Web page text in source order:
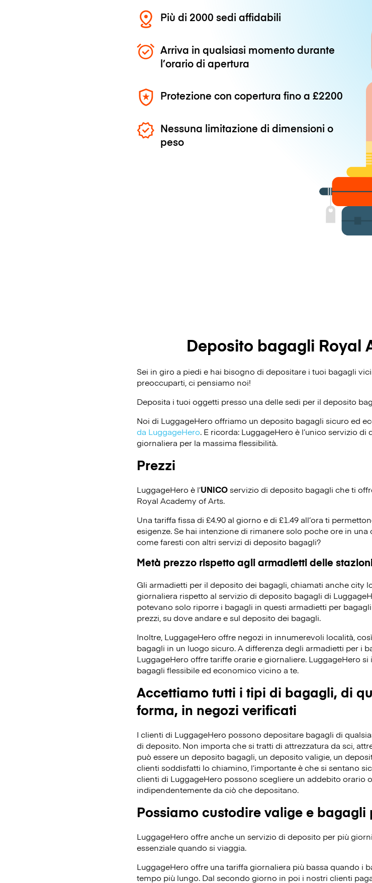
Più di 2000 sedi affidabili
Arriva in qualsiasi momento durante
l’orario di apertura
Protezione con copertura fino a£2200
Nessuna limitazione di dimensioni o
peso
Deposito bagagli Royal
Sei in giro a piedi e hai bisogno di depositare i tuoi bagagli
preoccuparti, ci pensiamo noi!
Deposita i tuoi oggetti presso una delle sedi per il deposito
Noi di LuggageHero offriamo un deposito bagagli sicuro ed
da LuggageHero. E ricorda: LuggageHero è l’unico servizio
giornaliera per la massima flessibilità.
Prezzi
LuggageHero è l’UNICOservizio di deposito bagagli che ti
Royal Academy of Arts.
Una tariffa fissa di £4.90 al giorno e di £1.49 all’ora ti
esigenze. Se hai intenzione di rimanere solo poche ore in una
come faresti con altri servizi di deposito bagagli?
Metà prezzo rispetto agli armadietti delle
Gli armadietti per il deposito dei bagagli, chiamati anche city
giornaliera rispetto al servizio di deposito bagagli di
potevano solo riporre i bagagli in questi armadietti per
prezzi, su dove andare e sul deposito dei bagagli.
Inoltre, LuggageHero offre negozi in innumerevoli località,
bagagli in un luogo sicuro. A differenza degli armadietti per i
LuggageHero offre tariffe orarie e giornaliere. LuggageHero
bagagli flessibile ed economico vicino a te.
Accettiamo tutti i tipi di bagagli, di
forma, in negozi verificati
I clienti di LuggageHero possono depositare bagagli di
di deposito. Non importa che si tratti di attrezzatura da sci,
può essere un deposito bagagli, un deposito valigie, un
clienti soddisfatti lo chiamino, l’importante è che si sentano
clienti di LuggageHero possono scegliere un addebito orario
indipendentemente da ciò che depositano.
Possiamo custodire valige e bagagli
LuggageHero offre anche un servizio di deposito per più
essenziale quando si viaggia.
LuggageHero offre una tariffa giornaliera più bassa quando i
tempo più lungo. Dal secondo giorno in poi i nostri clienti